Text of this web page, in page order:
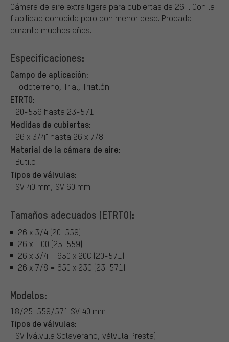
Cámara de aire extra ligera para cubiertas de 26" . Con la
fiabilidad conocida pero con menor peso. Probada
durante muchos años.
Especificaciones:
Campo de aplicación:
Todoterreno, Trial, Triatlón
ETRTO:
20-559 hasta 23-571
Medidas de cubiertas:
26 x 3/4" hasta 26 x 7/8"
Material de la cámara de aire:
Butilo
Tipos de válvulas:
SV 40 mm, SV 60 mm
Tamaños adecuados (ETRTO):
26 x 3/4 (20-559)
26 x 1.00 (25-559)
26 x 3/4 = 650 x 20C (20-571)
26 x 7/8 = 650 x 23C (23-571)
Modelos:
18/25-559/571 SV 40 mm
Tipos de válvulas:
SV (válvula Sclaverand, válvula Presta)